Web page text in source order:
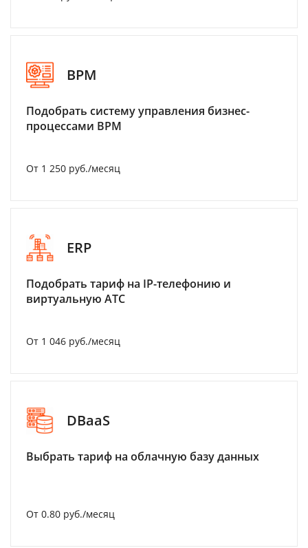
BPM
Подобрать систему управления бизнес-
процессами BPM
От 1 250 руб./месяц
ERP
Подобрать тариф на IP-телефонию и
виртуальную АТС
От 1 046 руб./месяц
DBaaS
Выбрать тариф на облачную базу данных
От 0.80 руб./месяц